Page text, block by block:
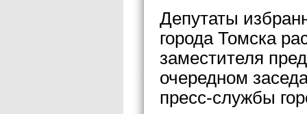
Депутаты
города Томска
заместителя
очередном
пресс-службы